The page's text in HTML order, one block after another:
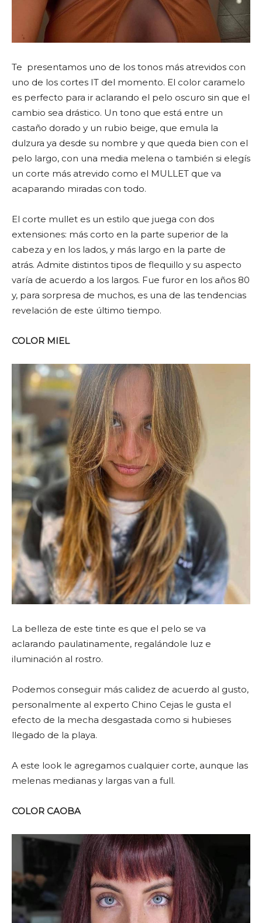
Te presentamos uno de los tonos más atrevidos con
uno de los cortes IT del momento. El color caramelo
es perfecto para ir aclarando el pelo oscuro sin que el
cambio sea drástico. Un tono que está entre un
castaño dorado y un rubio beige, que emula la
dulzura ya desde su nombre y que queda bien con el
pelo largo, con una media melena o también si elegís
un corte más atrevido como el MULLET que va
acaparando miradas con todo.
El corte mullet es un estilo que juega con dos
extensiones: más corto en la parte superior de la
cabeza y en los lados, y más largo en la parte de
atrás. Admite distintos tipos de flequillo y su aspecto
varía de acuerdo a los largos. Fue furor en los años 80
y, para sorpresa de muchos, es una de las tendencias
revelación de este último tiempo.
COLOR MIEL
La belleza de este tinte es que el pelo se va
aclarando paulatinamente, regalándole luz e
iluminación al rostro.
Podemos conseguir más calidez de acuerdo al gusto,
personalmente al experto Chino Cejas le gusta el
efecto de la mecha desgastada como si hubieses
llegado de la playa.
A este look le agregamos cualquier corte, aunque las
melenas medianas y largas van a full.
COLOR CAOBA